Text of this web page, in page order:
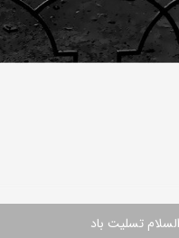
تسلیت باد